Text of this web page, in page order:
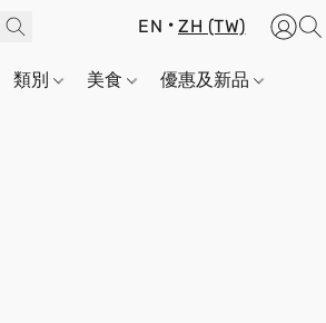
EN ZH (TW)
類別 美食 優惠及新品